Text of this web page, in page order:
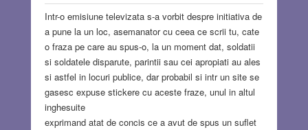
Intr-o emisiune televizata s-a vorbit despre initiativa de
a pune la un loc, asemanator cu ceea ce scrii tu, cate
o fraza pe care au spus-o, la un moment dat, soldatii
si soldatele disparute, parintii sau cei apropiati au ales
si astfel in locuri publice, dar probabil si intr un site se
gasesc expuse stickere cu aceste fraze, unul in altul
inghesuite
exprimand atat de concis ce a avut de spus un suflet